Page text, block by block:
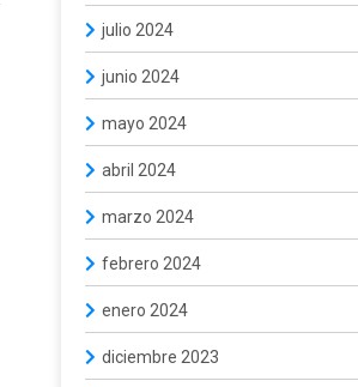
julio 2024
junio 2024
mayo 2024
abril 2024
marzo 2024
febrero 2024
enero 2024
diciembre 2023